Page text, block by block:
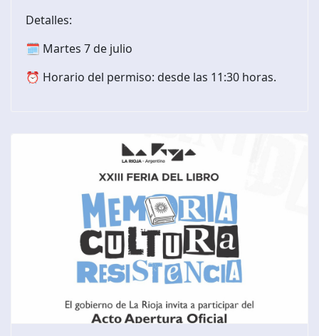
Detalles:
🗓️ Martes 7 de julio
⏰ Horario del permiso: desde las 11:30 horas.